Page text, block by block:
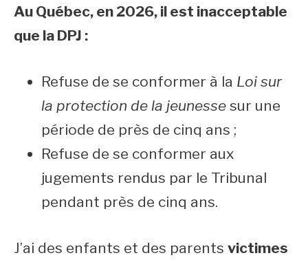
Au Québec, en 2026, il est inacceptable
que la DPJ :
Refuse de se conformer à la Loi sur
la protection de la jeunesse sur une
période de près de cinq ans ;
Refuse de se conformer aux
jugements rendus par le Tribunal
pendant près de cinq ans.
J’ai des enfants et des parents victimes